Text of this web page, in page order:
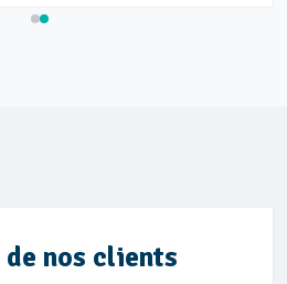
de nos clients